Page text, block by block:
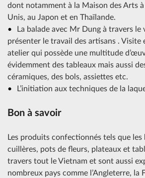
dont notamment à la Maison des Arts
Unis, au Japon et en Thaïlande.
La balade avec Mr Dung à travers le
présenter le travail des artisans . Visite
atelier qui possède une multitude
évidemment des tableaux mais aussi
céramiques, des bols, assiettes etc.
L’initiation aux techniques de la
Bon à savoir
Les produits confectionnés tels que les
cuillères, pots de fleurs, plateaux et
travers tout le Vietnam et sont aussi
nombreux pays comme l’Angleterre, la